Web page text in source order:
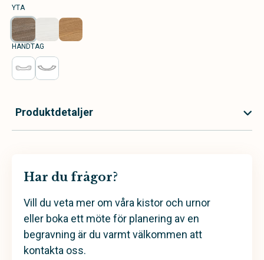
YTA
HANDTAG
Produktdetaljer
Har du frågor?
Vill du veta mer om våra kistor och urnor
eller boka ett möte för planering av en
begravning är du varmt välkommen att
kontakta oss.